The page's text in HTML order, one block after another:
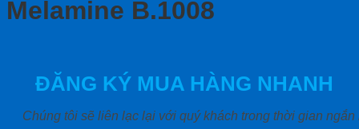
Melamine B.1008
ĐĂNG KÝ MUA HÀNG NHANH
Chúng tôi sẽ liên lạc lại với quý khách trong thời gian ngắn